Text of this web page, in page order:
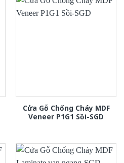
Cửa Gỗ Chống Cháy MDF
Veneer P1G1 Sồi-SGD